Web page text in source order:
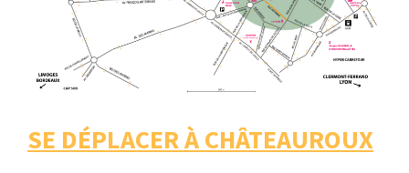
SE DÉPLACER À CHÂTEAUROUX